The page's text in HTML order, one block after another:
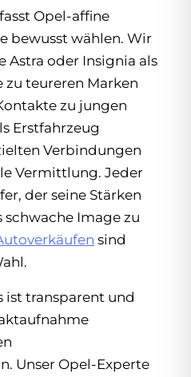
Opel-affine
bewusst wählen. Wir
Astra oder Insignia als
teureren Marken
zu jungen
Erstfahrzeug
Verbindungen
Vermittlung. Jeder
der seine Stärken
Image zu
sind
ist transparent und
Unser Opel-Experte